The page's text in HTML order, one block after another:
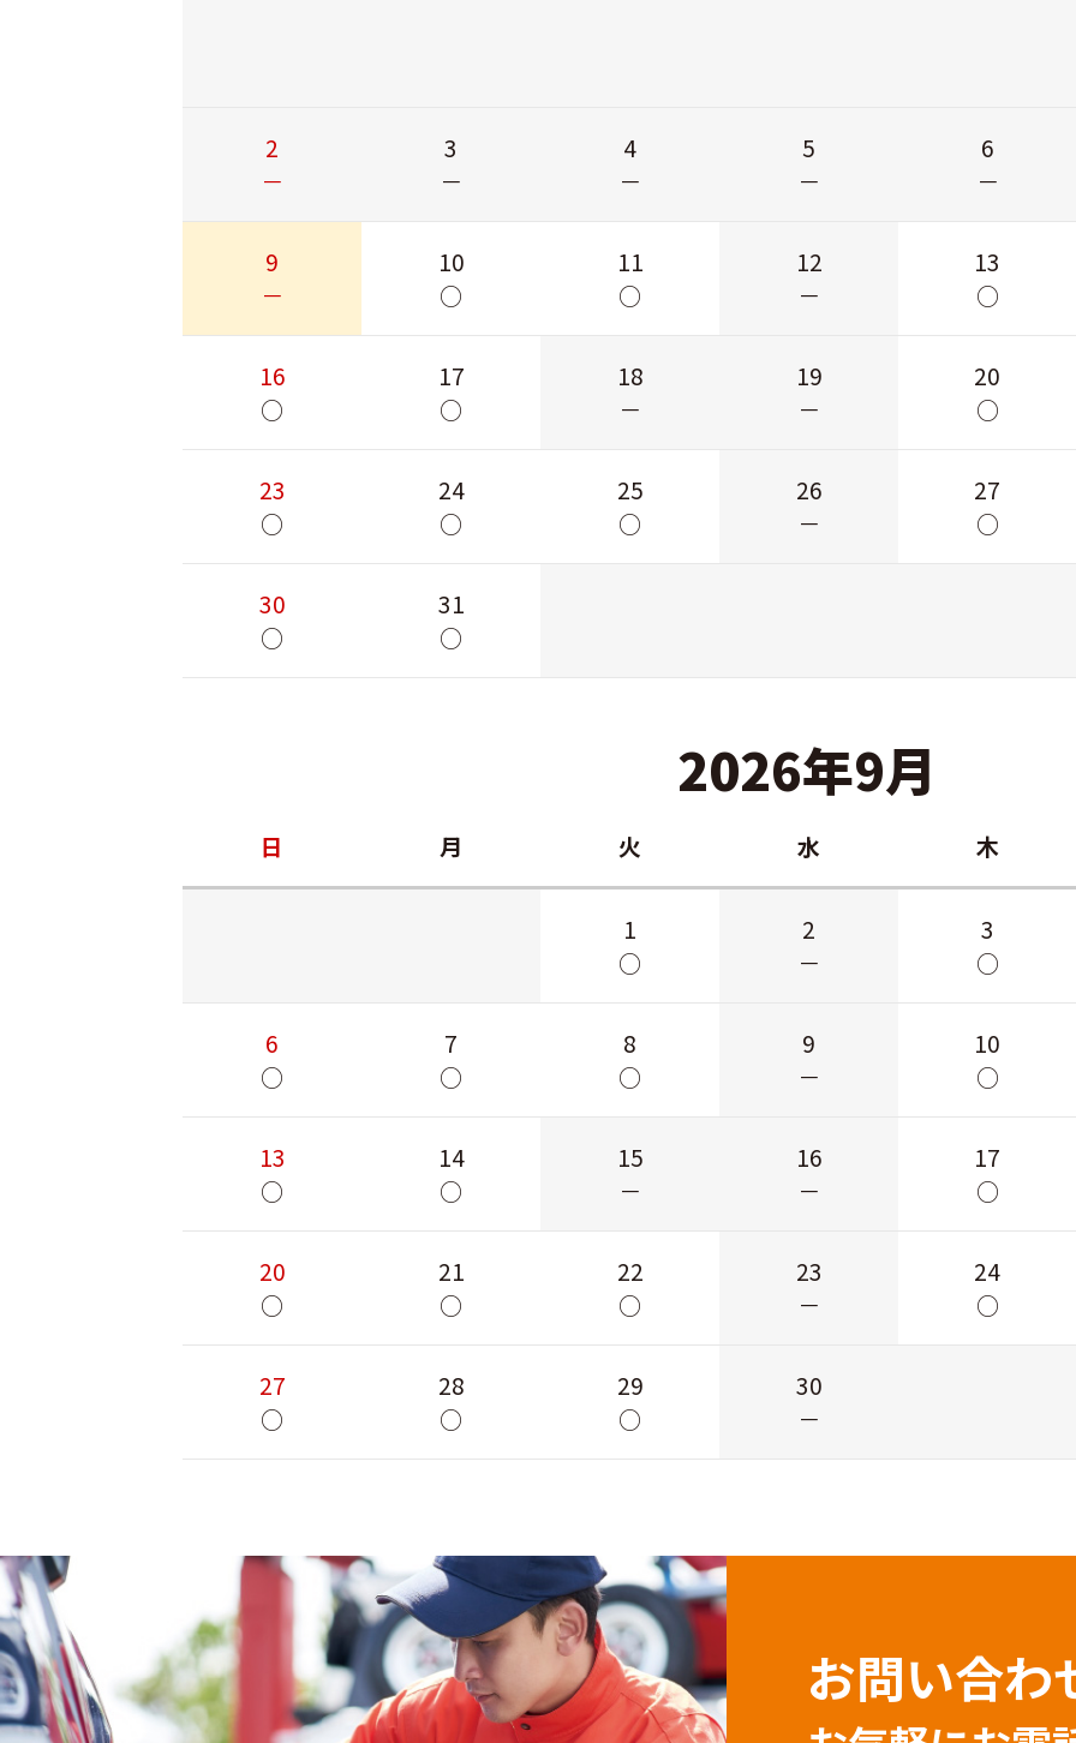
2
－
3
－
4
－
5
－
6
－
9
－
10
○
11
○
12
－
13
○
16
○
17
○
18
－
19
－
20
○
23
○
24
○
25
○
26
－
27
○
30
○
31
○
2026年9月
日 月 火 水 木
1
○
2
－
3
○
6
○
7
○
8
○
9
－
10
○
13
○
14
○
15
－
16
－
17
○
20
○
21
○
22
○
23
－
24
○
27
○
28
○
29
○
30
－
お問い合わ